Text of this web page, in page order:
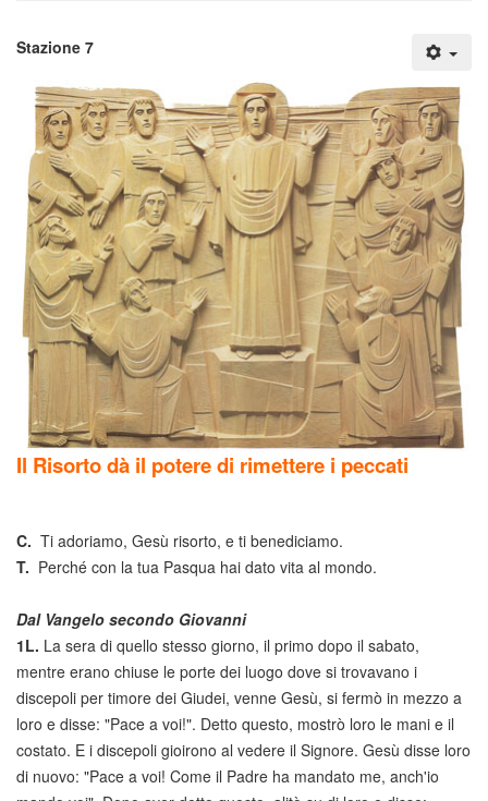
Stazione 7
Il Risorto dà il potere di rimettere i peccati
C. Ti adoriamo, Gesù risorto, e ti benediciamo.
T. Perché con la tua Pasqua hai dato vita al mondo.
Dal Vangelo secondo Giovanni
1L. La sera di quello stesso giorno, il primo dopo il sabato,
mentre erano chiuse le porte dei luogo dove si trovavano i
discepoli per timore dei Giudei, venne Gesù, si fermò in mezzo a
loro e disse: "Pace a voi!". Detto questo, mostrò loro le mani e il
costato. E i discepoli gioirono al vedere il Signore. Gesù disse loro
di nuovo: "Pace a voi! Come il Padre ha mandato me, anch'io